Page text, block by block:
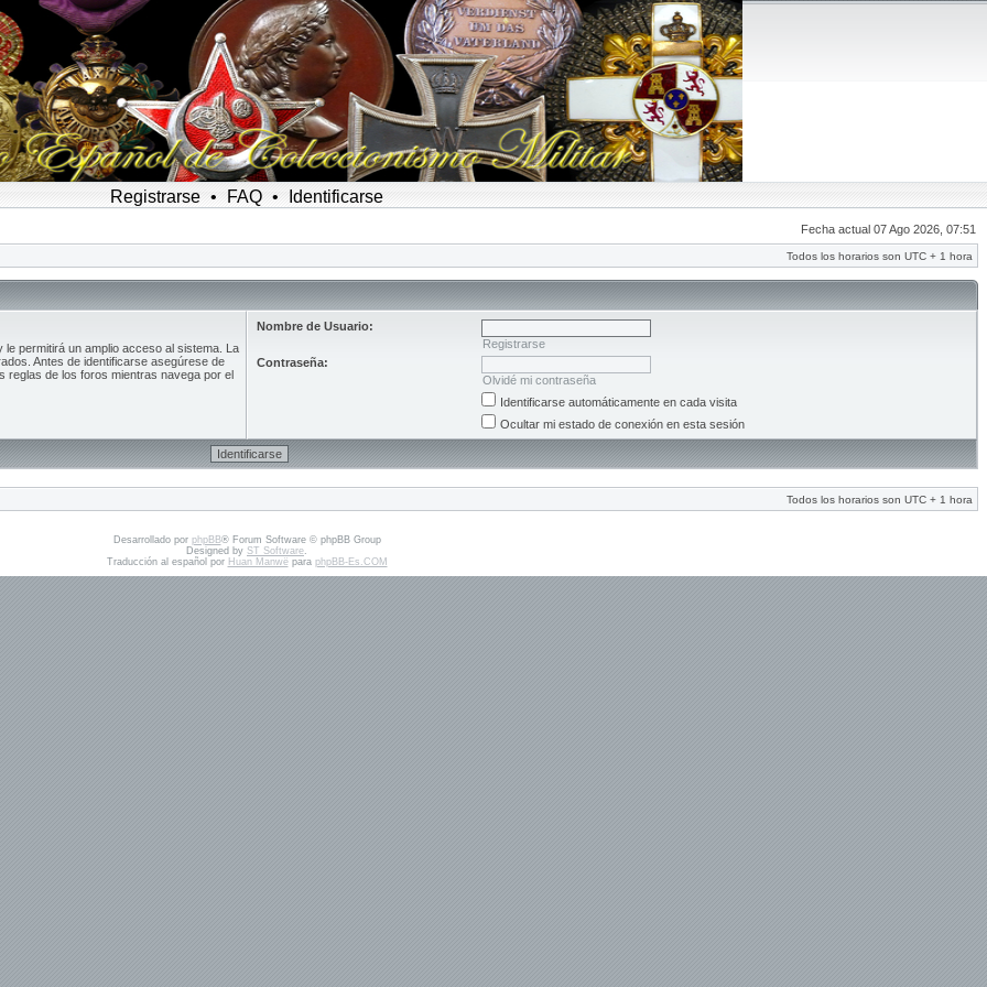
Registrarse • FAQ • Identificarse
Fecha actual 07 Ago 2026, 07:51
Todos los horarios son UTC + 1 hora
permitirá un amplio acceso al sistema. La
Antes de identificarse asegúrese de
reglas de los foros mientras navega por el
Nombre de Usuario:
Registrarse
Contraseña:
Olvidé mi contraseña
Identificarse automáticamente en cada visita
Ocultar mi estado de conexión en esta sesión
Todos los horarios son UTC + 1 hora
Desarrollado por phpBB® Forum Software © phpBB Group
Designed by ST Software.
Traducción al español por Huan Manwëpara phpBB-Es.COM